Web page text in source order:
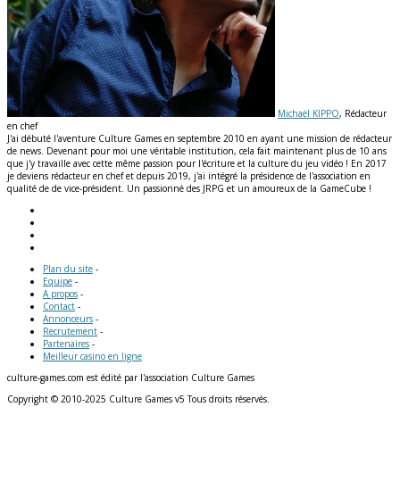
Michaël KIPPO, Rédacteur
en chef
J'ai débuté l'aventure Culture Games en septembre 2010 en ayant une mission de rédacteur
de news. Devenant pour moi une véritable institution, cela fait maintenant plus de 10 ans
que j'y travaille avec cette même passion pour l'écriture et la culture du jeu vidéo ! En 2017
je deviens rédacteur en chef et depuis 2019, j'ai intégré la présidence de l'association en
qualité de de vice-président. Un passionné des JRPG et un amoureux de la GameCube !
Plan du site -
Equipe -
A propos -
Contact -
Annonceurs -
Recrutement -
Partenaires -
Meilleur casino en ligne
culture-games.com est édité par l'association Culture Games
Copyright © 2010-2025 Culture Games v5 Tous droits réservés.